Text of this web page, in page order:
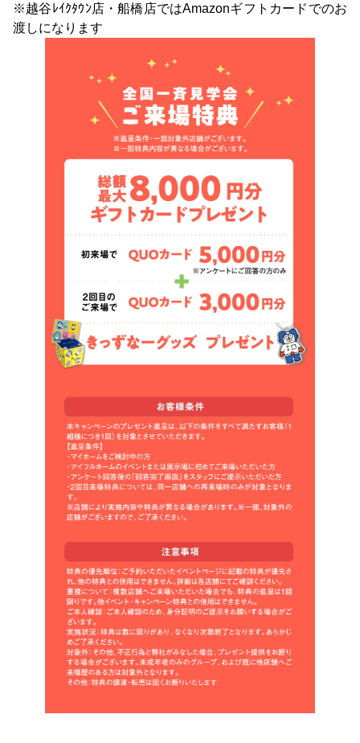
※越谷ﾚｲｸﾀｳﾝ店・船橋店ではAmazonギフトカードでのお
渡しになります